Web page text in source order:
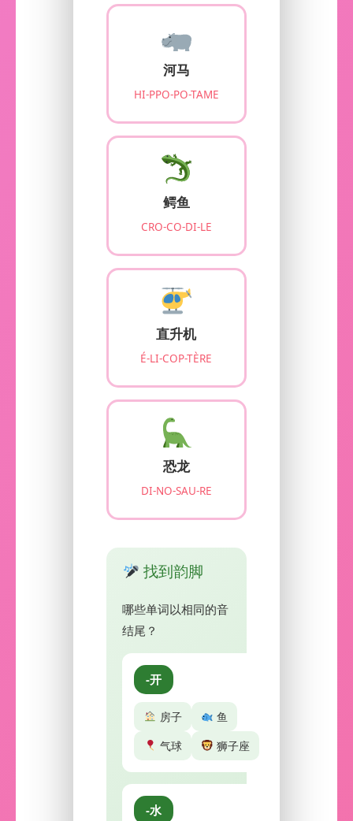
河马
HI-PPO-PO-TAME
鳄鱼
CRO-CO-DI-LE
直升机
É-LI-COP-TÈRE
恐龙
DI-NO-SAU-RE
找到韵脚
哪些单词以相同的音
结尾？
-开
房子
鱼
气球
狮子座
-水